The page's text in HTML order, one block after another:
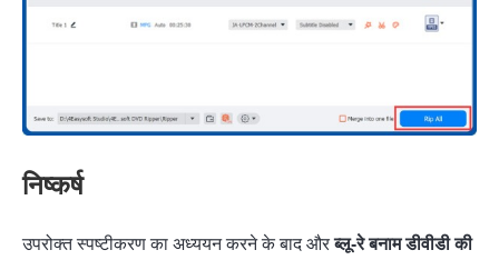
निष्कर्ष
उपरोक्त स्पष्टीकरण का अध्ययन करने के बाद औरब्लू-रे बनाम डीवीडी की